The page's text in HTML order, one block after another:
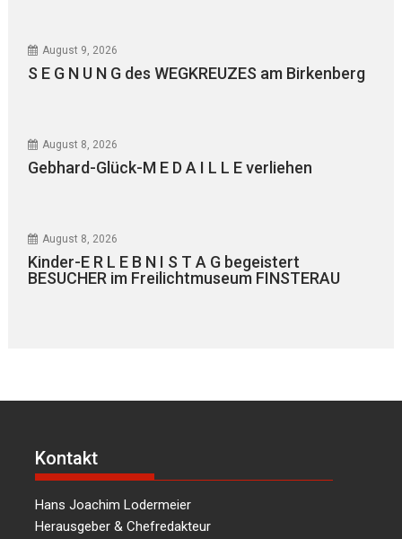
August 9, 2026
S E G N U N G des WEGKREUZES am Birkenberg
August 8, 2026
Gebhard-Glück-M E D A I L L E verliehen
August 8, 2026
Kinder-E R L E B N I S T A G begeistert
BESUCHER im Freilichtmuseum FINSTERAU
Kontakt
Hans Joachim Lodermeier
Herausgeber & Chefredakteur